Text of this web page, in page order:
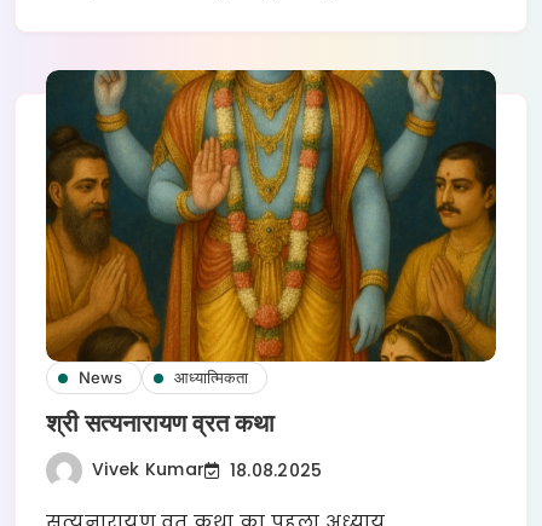
News आध्यात्मिकता
श्री सत्यनारायण व्रत कथा
Vivek Kumar 18.08.2025